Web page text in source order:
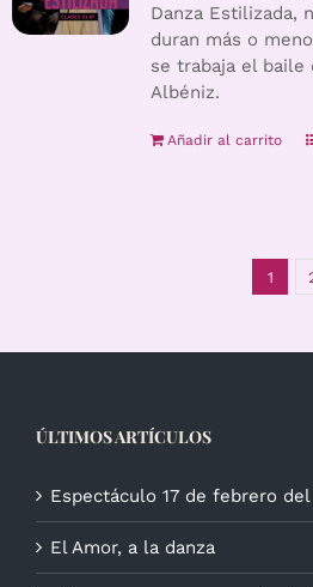
Danza Estilizada,
duran más o
se trabaja el baile
Albéniz.
Añadir al carrito
1
ÚLTIMOS ARTÍCULOS
Espectáculo 17 de febrero
El Amor, a la danza